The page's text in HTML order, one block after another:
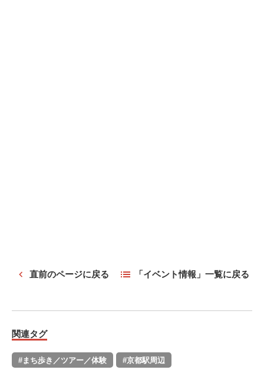
直前のページに戻る 「イベント情報」一覧に戻る
関連タグ
#まち歩き／ツアー／体験 #京都駅周辺